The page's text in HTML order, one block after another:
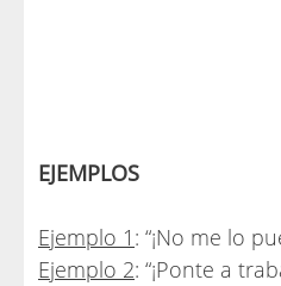
EJEMPLOS
Ejemplo 1 : “¡No me lo
Ejemplo 2: “¡Ponte a